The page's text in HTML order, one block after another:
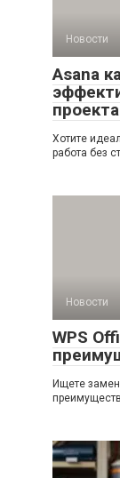
Новости
Asana
Хотите
работа без
Новости
WPS
Ищете